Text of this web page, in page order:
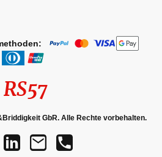
RS57
GbR. Alle Rechte vorbehalten.